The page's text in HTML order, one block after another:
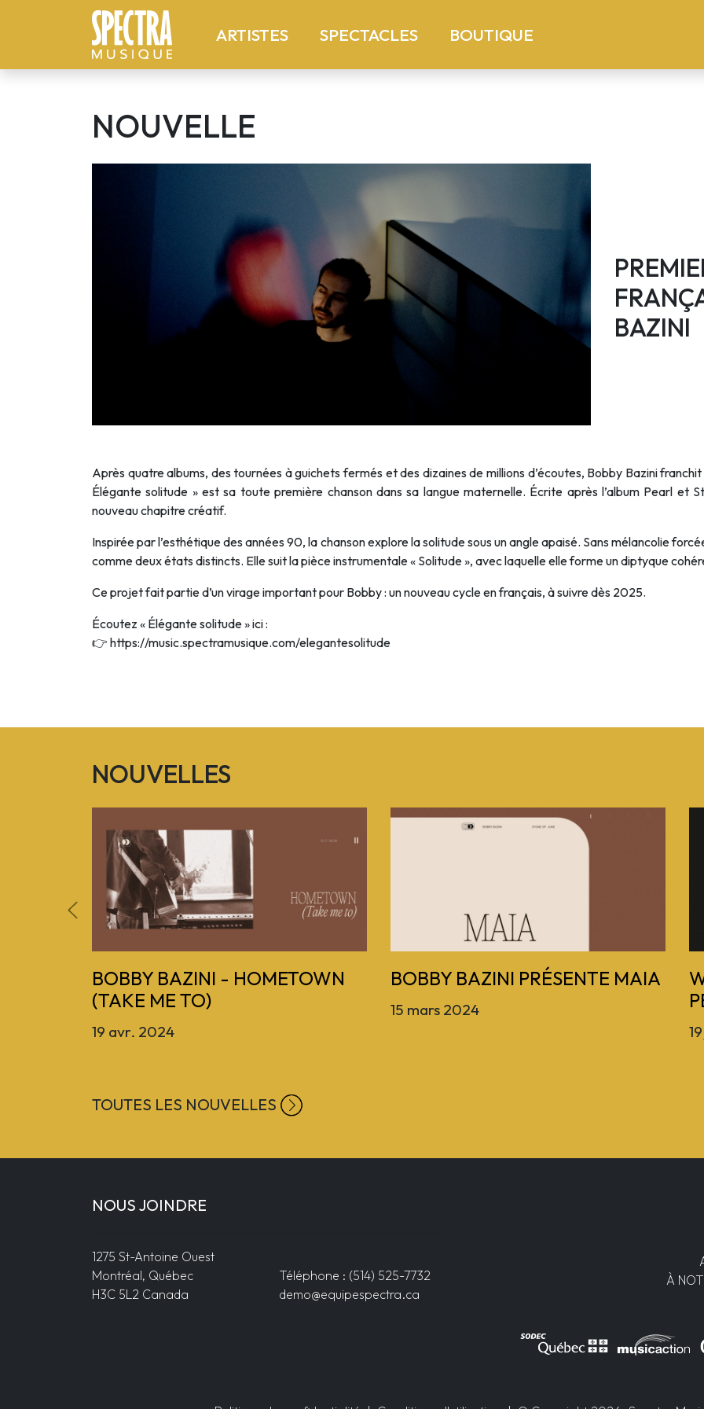
ARTISTES(current)SPECTACLES(current)BOUTIQUE
NOUVELLE
BAZINI
Après quatre albums, des tournées à guichets fermés et des dizaines de millions d’écoutes, Bobby Bazini
Élégante solitude » est sa toute première chanson dans sa langue maternelle. Écrite après l’album Pearl et
nouveau chapitre créatif.
Inspirée par l’esthétique des années 90, la chanson explore la solitude sous un angle apaisé. Sans mélancolie
comme deux états distincts. Elle suit la pièce instrumentale « Solitude », avec laquelle elle forme un diptyque
Ce projet fait partie d’un virage important pour Bobby : un nouveau cycle en français, à suivre dès 2025.
Écoutez « Élégante solitude » ici :
👉 https://music.spectramusique.com/elegantesolitude
NOUVELLES
BOBBY BAZINI - HOMETOWN
(TAKE ME TO)
19 avr. 2024
BOBBY BAZINI PRÉSENTE MAIA
15 mars 2024
Previous
TOUTES LES NOUVELLES
NOUS JOINDRE
1275 St-Antoine Ouest
Montréal, Québec
H3C 5L2 Canada
Téléphone : (514) 525-7732
demo@equipespectra.ca
À